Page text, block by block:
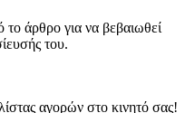
άρθρο για να βεβαιωθεί
του.
αγορών στο κινητό σας!